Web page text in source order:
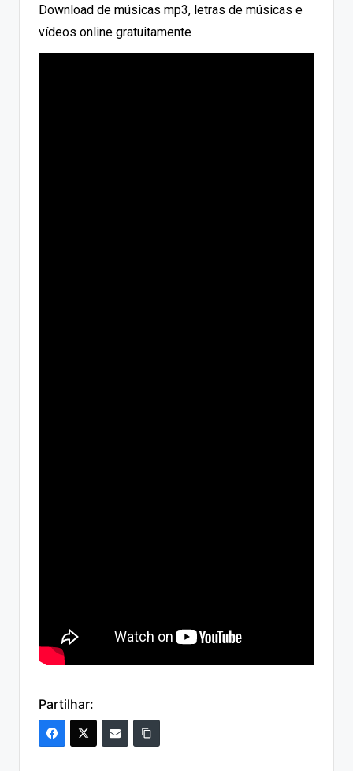
Download de músicas mp3, letras de músicas e
vídeos online gratuitamente
Partilhar: